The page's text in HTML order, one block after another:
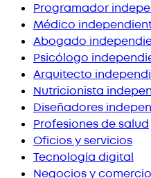
Programador
Médico
Abogado
Psicólogo
Arquitecto
Nutricionista
Diseñadores
Profesiones de salud
Oficios y servicios
Tecnología digital
Negocios y comercio